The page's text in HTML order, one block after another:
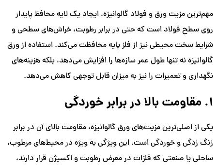
مهم‌ترین مزیت ورق و فولاد گالوانیزه، ایجاد یک لایه محافظ پایدار
روی سطح فولاد است که حتی در برابر رطوبت، خراش‌های سطحی و
شرایط سخت محیطی نیز از فلز پایه محافظت می‌کند. استفاده از ورق
گالوانیزه نه تنها طول عمر سازه‌ها را افزایش می‌دهد، بلکه هزینه‌های
نگهداری و تعمیرات را نیز به میزان قابل توجهی کاهش می‌دهد.
1. مقاومت بالا در برابر خوردگی
یکی از اصلی‌ترین مزیت‌های ورق گالوانیزه، مقاومت بالای آن در برابر
زنگ زدگی و خوردگی است. این ویژگی به ویژه در محیط‌های مرطوب،
ساحلی یا صنعتی که فلزات در معرض رطوبت و اکسیژن قرار دارند،